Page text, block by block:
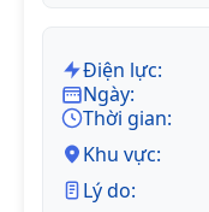
Điện lực:
Ngày:
Thời gian:
Khu vực:
Lý do: